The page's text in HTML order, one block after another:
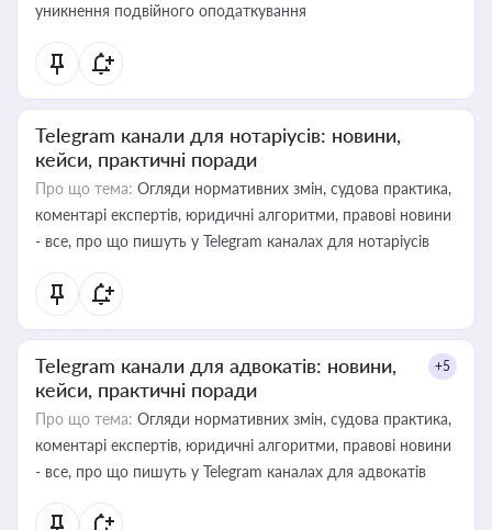
уникнення подвійного оподаткування
Telegram канали для нотаріусів: новини,
кейси, практичні поради
Про що тема: Огляди нормативних змін, судова практика,
коментарі експертів, юридичні алгоритми, правові новини
- все, про що пишуть у Telegram каналах для нотаріусів
Telegram канали для адвокатів: новини,
кейси, практичні поради
+5
Про що тема: Огляди нормативних змін, судова практика,
коментарі експертів, юридичні алгоритми, правові новини
- все, про що пишуть у Telegram каналах для адвокатів